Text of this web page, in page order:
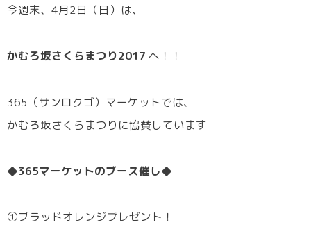
今週末、4月2日（日）は、
かむろ坂さくらまつり2017 へ！！
365（サンロクゴ）マーケットでは、
かむろ坂さくらまつりに協賛しています
◆365マーケットのブース催し◆
①ブラッドオレンジプレゼント！